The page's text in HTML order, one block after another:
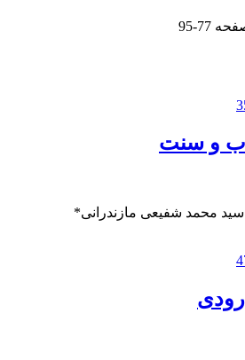
77-95
و سنت
محمد شفیعى مازندرانى*